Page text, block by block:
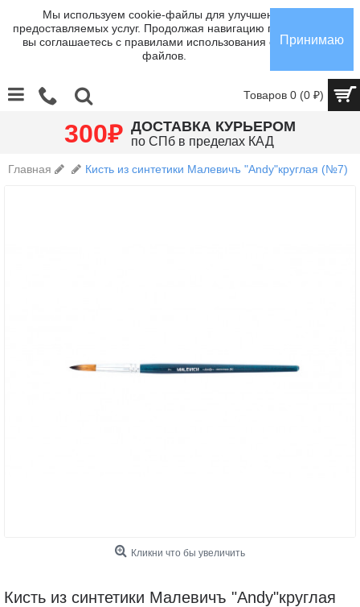
Мы используем cookie-файлы для улучшения
предоставляемых услуг. Продолжая навигацию по сайту,
вы соглашаетесь с правилами использования cookie-
файлов.
Принимаю
Товаров 0 (0 ₽)
300₽ ДОСТАВКА КУРЬЕРОМ
по СПб в пределах КАД
Главная Кисть из синтетики Малевичъ "Andy"круглая (№7)
Кликни что бы увеличить
Кисть из синтетики Малевичъ "Andy"круглая